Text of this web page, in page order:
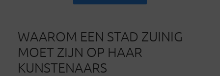
WAAROM EEN STAD ZUINIG
MOET ZIJN OP HAAR
KUNSTENAARS